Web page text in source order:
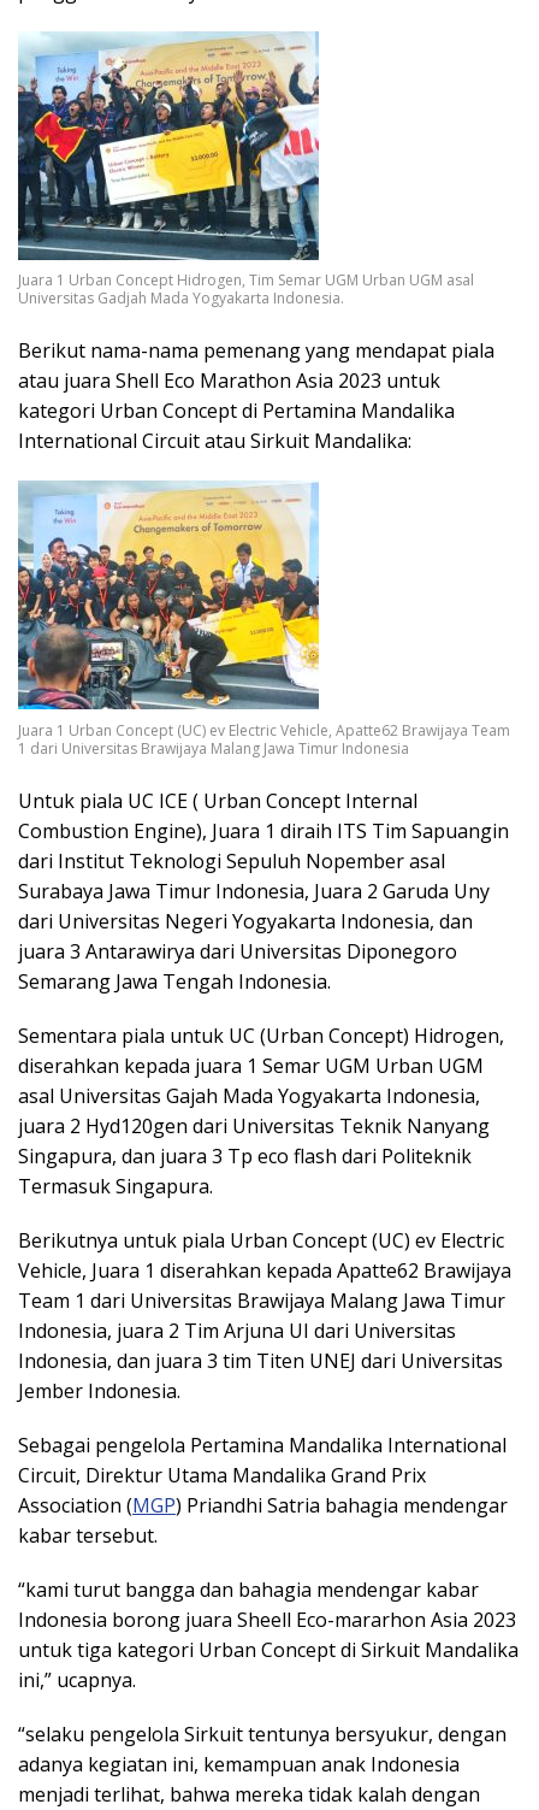
Juara 1 Urban Concept Hidrogen, Tim Semar UGM Urban UGM asal
Universitas Gadjah Mada Yogyakarta Indonesia.
Berikut nama-nama pemenang yang mendapat piala
atau juara Shell Eco Marathon Asia 2023 untuk
kategori Urban Concept di Pertamina Mandalika
International Circuit atau Sirkuit Mandalika:
Juara 1 Urban Concept (UC) ev Electric Vehicle, Apatte62 Brawijaya Team
1 dari Universitas Brawijaya Malang Jawa Timur Indonesia
Untuk piala UC ICE ( Urban Concept Internal
Combustion Engine), Juara 1 diraih ITS Tim Sapuangin
dari Institut Teknologi Sepuluh Nopember asal
Surabaya Jawa Timur Indonesia, Juara 2 Garuda Uny
dari Universitas Negeri Yogyakarta Indonesia, dan
juara 3 Antarawirya dari Universitas Diponegoro
Semarang Jawa Tengah Indonesia.
Sementara piala untuk UC (Urban Concept) Hidrogen,
diserahkan kepada juara 1 Semar UGM Urban UGM
asal Universitas Gajah Mada Yogyakarta Indonesia,
juara 2 Hyd120gen dari Universitas Teknik Nanyang
Singapura, dan juara 3 Tp eco flash dari Politeknik
Termasuk Singapura.
Berikutnya untuk piala Urban Concept (UC) ev Electric
Vehicle, Juara 1 diserahkan kepada Apatte62 Brawijaya
Team 1 dari Universitas Brawijaya Malang Jawa Timur
Indonesia, juara 2 Tim Arjuna UI dari Universitas
Indonesia, dan juara 3 tim Titen UNEJ dari Universitas
Jember Indonesia.
Sebagai pengelola Pertamina Mandalika International
Circuit, Direktur Utama Mandalika Grand Prix
Association (MGP) Priandhi Satria bahagia mendengar
kabar tersebut.
“kami turut bangga dan bahagia mendengar kabar
Indonesia borong juara Sheell Eco-mararhon Asia 2023
untuk tiga kategori Urban Concept di Sirkuit Mandalika
ini,” ucapnya.
“selaku pengelola Sirkuit tentunya bersyukur, dengan
adanya kegiatan ini, kemampuan anak Indonesia
menjadi terlihat, bahwa mereka tidak kalah dengan